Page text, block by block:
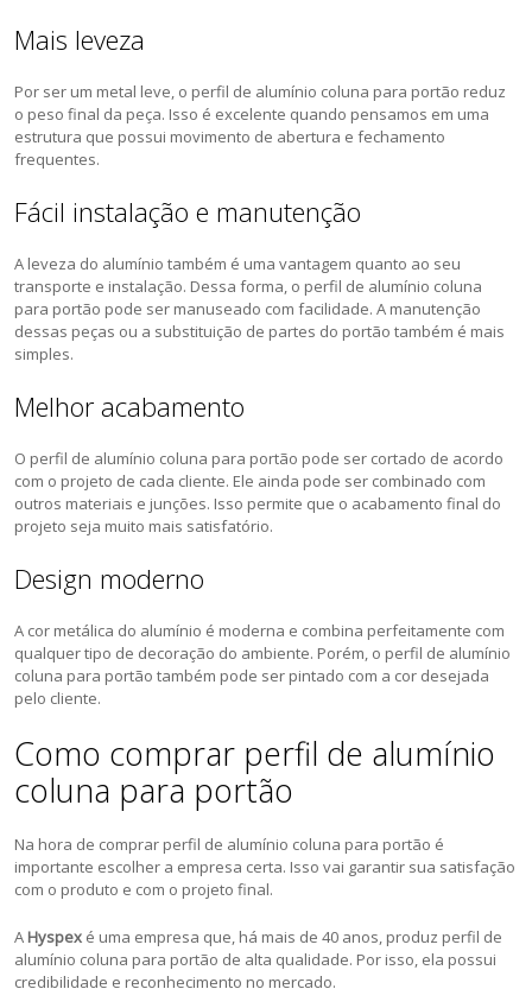
Mais leveza
Por ser um metal leve, o perfil de alumínio coluna para portão reduz
o peso final da peça. Isso é excelente quando pensamos em uma
estrutura que possui movimento de abertura e fechamento
frequentes.
Fácil instalação e manutenção
A leveza do alumínio também é uma vantagem quanto ao seu
transporte e instalação. Dessa forma, o perfil de alumínio coluna
para portão pode ser manuseado com facilidade. A manutenção
dessas peças ou a substituição de partes do portão também é mais
simples.
Melhor acabamento
O perfil de alumínio coluna para portão pode ser cortado de acordo
com o projeto de cada cliente. Ele ainda pode ser combinado com
outros materiais e junções. Isso permite que o acabamento final do
projeto seja muito mais satisfatório.
Design moderno
A cor metálica do alumínio é moderna e combina perfeitamente com
qualquer tipo de decoração do ambiente. Porém, o perfil de alumínio
coluna para portão também pode ser pintado com a cor desejada
pelo cliente.
Como comprar perfil de alumínio
coluna para portão
Na hora de comprar perfil de alumínio coluna para portão é
importante escolher a empresa certa. Isso vai garantir sua satisfação
com o produto e com o projeto final.
A Hyspex é uma empresa que, há mais de 40 anos, produz perfil de
alumínio coluna para portão de alta qualidade. Por isso, ela possui
credibilidade e reconhecimento no mercado.